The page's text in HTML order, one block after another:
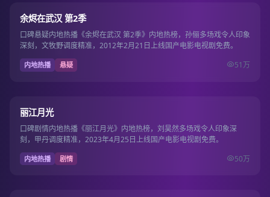
8.9
余烬在武汉 第2季
口碑悬疑内地热播《余烬在武汉 第2季》内地热榜，孙俪多场戏令人印象
深刻，文牧野调度精准，2012年2月21日上线国产电影电视剧免费。
内地热播 悬疑 51万
8.5
丽江月光
口碑剧情内地热播《丽江月光》内地热榜，刘昊然多场戏令人印象深
刻，甲丹调度精准，2023年4月25日上线国产电影电视剧免费。
内地热播 剧情 50万